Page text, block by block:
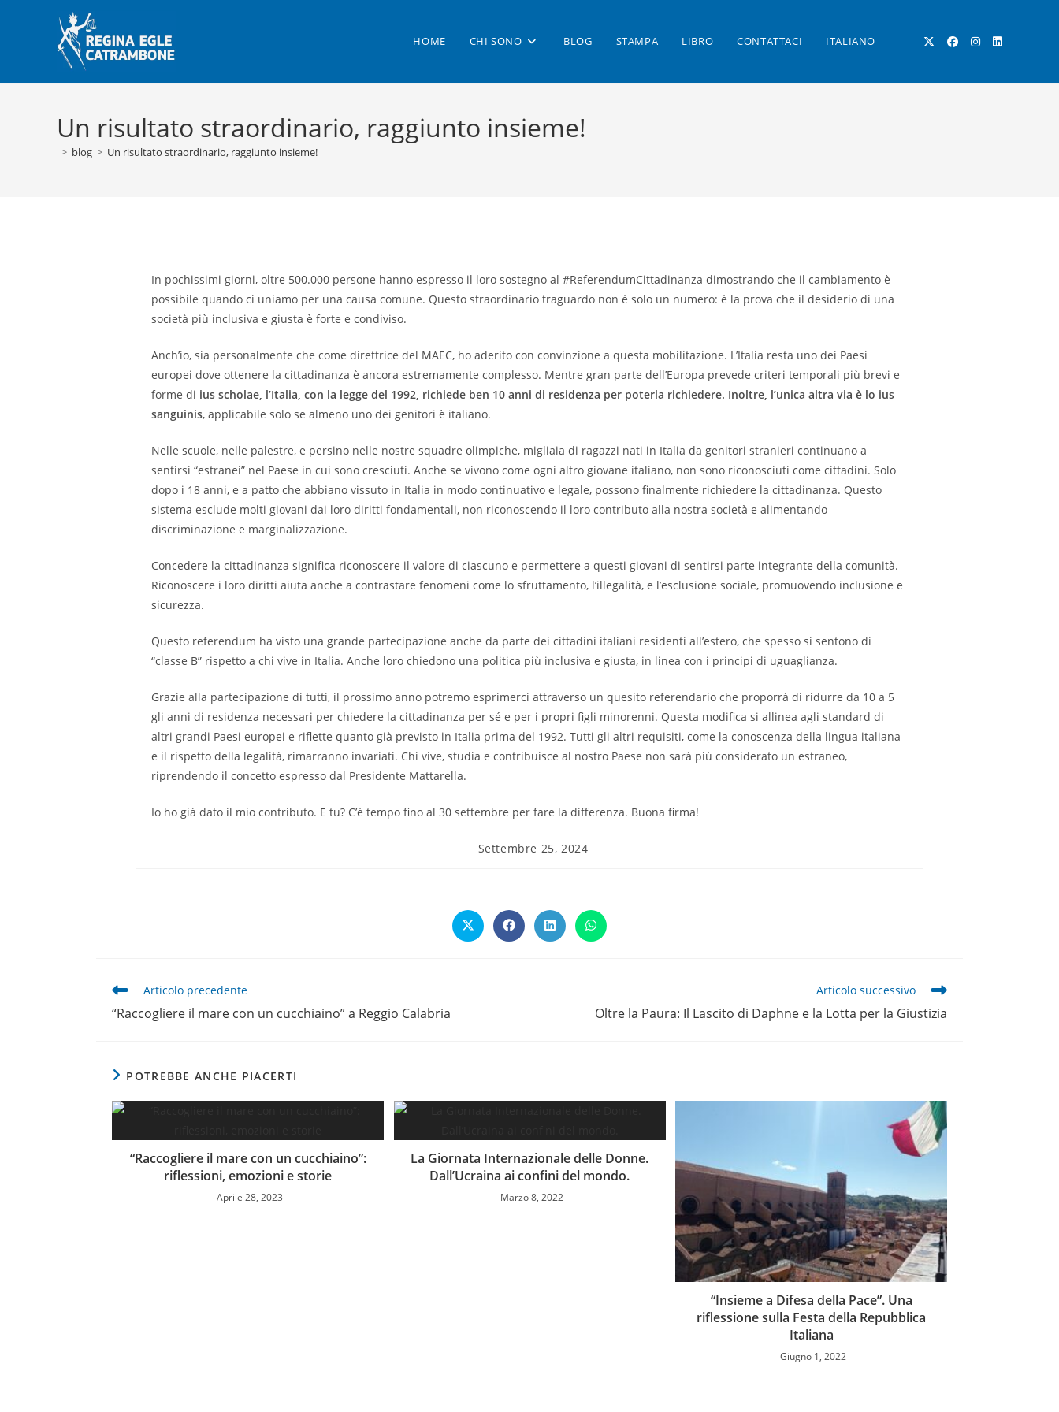
HOME CHI SONO BLOG STAMPA LIBRO CONTATTACI ITALIANO ATTIVA/DISATTIVA
Un risultato straordinario, raggiunto insieme!
> blog > Un risultato straordinario, raggiunto insieme!
In pochissimi giorni, oltre 500.000 persone hanno espresso il loro sostegno al #ReferendumCittadinanza dimostrando che il cambiamento è
possibile quando ci uniamo per una causa comune. Questo straordinario traguardo non è solo un numero: è la prova che il desiderio di una
società più inclusiva e giusta è forte e condiviso.
Anch’io, sia personalmente che come direttrice del MAEC, ho aderito con convinzione a questa mobilitazione. L’Italia resta uno dei Paesi
europei dove ottenere la cittadinanza è ancora estremamente complesso. Mentre gran parte dell’Europa prevede criteri temporali più brevi e
forme di ius scholae, l’Italia, con la legge del 1992, richiede ben 10 anni di residenza per poterla richiedere. Inoltre, l’unica altra via è lo ius
sanguinis, applicabile solo se almeno uno dei genitori è italiano.
Nelle scuole, nelle palestre, e persino nelle nostre squadre olimpiche, migliaia di ragazzi nati in Italia da genitori stranieri continuano a
sentirsi “estranei” nel Paese in cui sono cresciuti. Anche se vivono come ogni altro giovane italiano, non sono riconosciuti come cittadini. Solo
dopo i 18 anni, e a patto che abbiano vissuto in Italia in modo continuativo e legale, possono finalmente richiedere la cittadinanza. Questo
sistema esclude molti giovani dai loro diritti fondamentali, non riconoscendo il loro contributo alla nostra società e alimentando
discriminazione e marginalizzazione.
Concedere la cittadinanza significa riconoscere il valore di ciascuno e permettere a questi giovani di sentirsi parte integrante della comunità.
Riconoscere i loro diritti aiuta anche a contrastare fenomeni come lo sfruttamento, l’illegalità, e l’esclusione sociale, promuovendo inclusione e
sicurezza.
Questo referendum ha visto una grande partecipazione anche da parte dei cittadini italiani residenti all’estero, che spesso si sentono di
“classe B” rispetto a chi vive in Italia. Anche loro chiedono una politica più inclusiva e giusta, in linea con i principi di uguaglianza.
Grazie alla partecipazione di tutti, il prossimo anno potremo esprimerci attraverso un quesito referendario che proporrà di ridurre da 10 a 5
gli anni di residenza necessari per chiedere la cittadinanza per sé e per i propri figli minorenni. Questa modifica si allinea agli standard di
altri grandi Paesi europei e riflette quanto già previsto in Italia prima del 1992. Tutti gli altri requisiti, come la conoscenza della lingua italiana
e il rispetto della legalità, rimarranno invariati. Chi vive, studia e contribuisce al nostro Paese non sarà più considerato un estraneo,
riprendendo il concetto espresso dal Presidente Mattarella.
Io ho già dato il mio contributo. E tu? C’è tempo fino al 30 settembre per fare la differenza. Buona firma!
Articolo
Settembre 25, 2024
Opens
in
Opens
in
Opens
in
Opens
in
Leggi
articoli
Articolo precedente
“Raccogliere il mare con un cucchiaino” a Reggio Calabria
Articolo successivo
Oltre la Paura: Il Lascito di Daphne e la Lotta per la Giustizia
POTREBBE ANCHE PIACERTI
“Raccogliere il mare con un cucchiaino”:
riflessioni, emozioni e storie
Aprile 28, 2023
La Giornata Internazionale delle Donne.
Dall’Ucraina ai confini del mondo.
Marzo 8, 2022
“Insieme a Difesa della Pace”. Una
riflessione sulla Festa della Repubblica
Italiana
Giugno 1, 2022